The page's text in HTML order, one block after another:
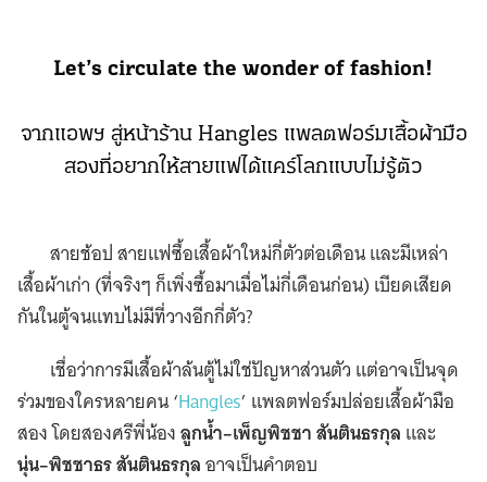
Let’s circulate the wonder of fashion!
จากแอพฯ สู่หน้าร้าน Hangles แพลตฟอร์มเสื้อผ้ามือ
สองที่อยากให้สายแฟได้แคร์โลกแบบไม่รู้ตัว
สายช้อป สายแฟซื้อเสื้อผ้าใหม่กี่ตัวต่อเดือน และมีเหล่า
เสื้อผ้าเก่า (ที่จริงๆ ก็เพิ่งซื้อมาเมื่อไม่กี่เดือนก่อน) เบียดเสียด
กันในตู้จนแทบไม่มีที่วางอีกกี่ตัว?
เชื่อว่าการมีเสื้อผ้าล้นตู้ไม่ใช่ปัญหาส่วนตัว แต่อาจเป็นจุด
ร่วมของใครหลายคน ‘Hangles’ แพลตฟอร์มปล่อยเสื้อผ้ามือ
สอง โดยสองศรีพี่น้องลูกน้ำ–เพ็ญพิชชา สันตินธรกุล และ
นุ่น–พิชชาธร สันตินธรกุลอาจเป็นคำตอบ